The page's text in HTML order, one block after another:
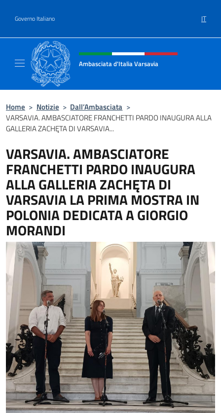
Governo Italiano IT
Intestazione sito, social e menù
Ambasciata d'Italia Varsavia
Home > Notizie > Dall’Ambasciata >
VARSAVIA. AMBASCIATORE FRANCHETTI PARDO INAUGURA ALLA
GALLERIA ZACHĘTA DI VARSAVIA...
VARSAVIA. AMBASCIATORE
FRANCHETTI PARDO INAUGURA
ALLA GALLERIA ZACHĘTA DI
VARSAVIA LA PRIMA MOSTRA IN
POLONIA DEDICATA A GIORGIO
MORANDI